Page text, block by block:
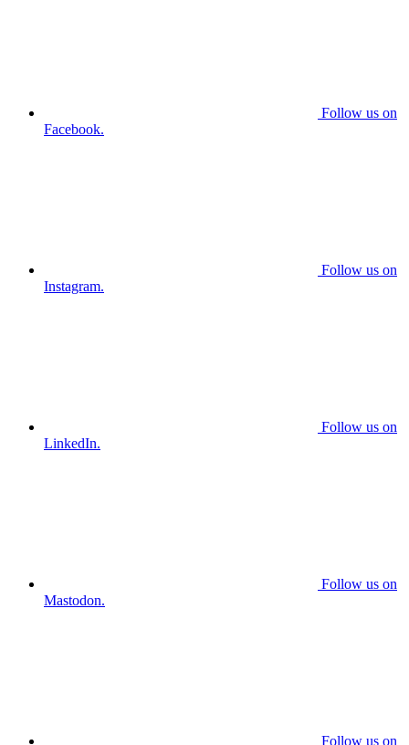
Follow us on
Facebook.
Follow us on
Instagram.
Follow us on
LinkedIn.
Follow us on
Mastodon.
Follow us on